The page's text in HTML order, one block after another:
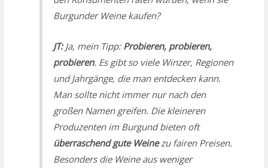
Burgunder Weine kaufen?
JT:Ja, mein Tipp: Probieren, probieren,
probieren. Es gibt so viele Winzer, Regionen
und Jahrgänge, die man entdecken kann.
Man sollte nicht immer nur nach den
großen Namen greifen. Die kleineren
Produzenten im Burgund bieten oft
überraschend gute Weinezu fairen Preisen.
Besonders die Weine aus weniger